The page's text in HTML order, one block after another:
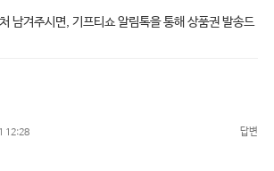
남겨주시면, 기프티쇼 알림톡을 통해 상품권 발송드
12:28 답변